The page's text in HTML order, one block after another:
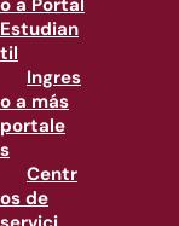
o a Portal
Estudian
til
Ingres
o a más
portale
s
Centr
os de